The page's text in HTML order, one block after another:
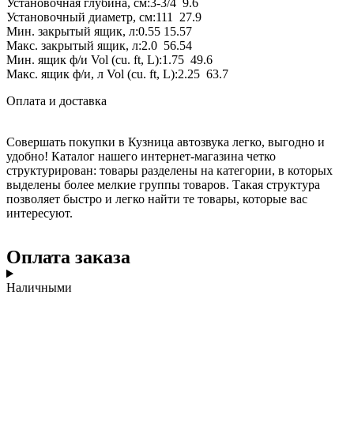
Установочная глубина, см:3-3/4 9.6
Установочный диаметр, см:111 27.9
Мин. закрытый ящик, л:0.55 15.57
Макс. закрытый ящик, л:2.0 56.54
Мин. ящик ф/и Vol (cu. ft, L):1.75 49.6
Макс. ящик ф/и, л Vol (cu. ft, L):2.25 63.7
Оплата и доставка
Совершать покупки в Кузница автозвука легко, выгодно и
удобно! Каталог нашего интернет-магазина четко
структурирован: товары разделены на категории, в которых
выделены более мелкие группы товаров. Такая структура
позволяет быстро и легко найти те товары, которые вас
интересуют.
Оплата заказа
Наличными